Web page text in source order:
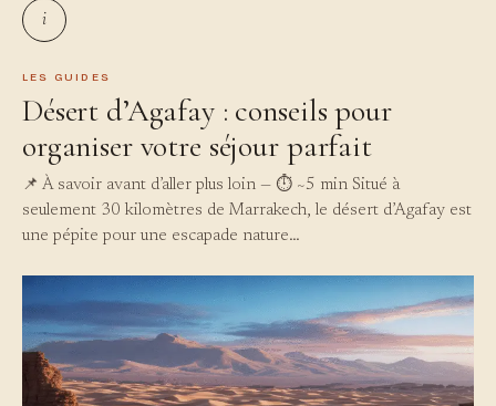
i
LES GUIDES
Désert d’Agafay : conseils pour
organiser votre séjour parfait
📌 À savoir avant d’aller plus loin — ⏱ ~5 min Situé à
seulement 30 kilomètres de Marrakech, le désert d’Agafay est
une pépite pour une escapade nature…